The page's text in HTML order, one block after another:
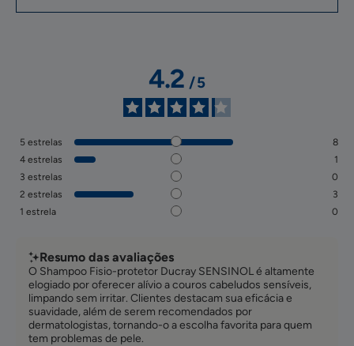
4.2/5
5 estrelas
8
4 estrelas
1
3 estrelas
0
2 estrelas
3
1 estrela 0
Resumo das avaliações
O Shampoo Fisio-protetor Ducray SENSINOL é altamente
elogiado por oferecer alívio a couros cabeludos sensíveis,
limpando sem irritar. Clientes destacam sua eficácia e
suavidade, além de serem recomendados por
dermatologistas, tornando-o a escolha favorita para quem
tem problemas de pele.